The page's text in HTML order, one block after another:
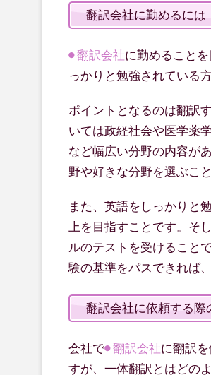
翻訳会社に勤めるには
翻訳会社に勤めること
っかりと勉強されている
ポイントとなるのは翻訳
いては政経社会や医学薬
など幅広い分野の内容が
野や好きな分野を選ぶこと
また、英語をしっかりと
上を目指すことです。そ
ルのテストを受けること
験の基準をパスできれば
翻訳会社に依頼する際
会社で 翻訳会社に翻訳
すが、一体翻訳とはどの